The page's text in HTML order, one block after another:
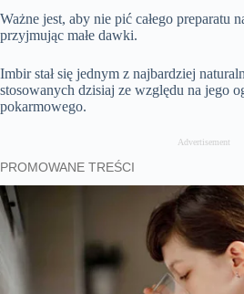
Ważne jest, aby nie pić całego preparatu
przyjmując małe dawki.
Imbir stał się jednym z najbardziej
stosowanych dzisiaj ze względu na jego
pokarmowego.
Advertisement